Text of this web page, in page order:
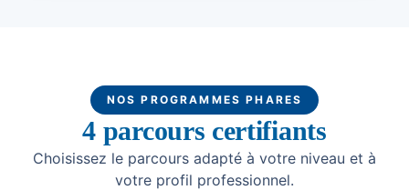
NOS PROGRAMMES PHARES
4 parcours certifiants
Choisissez le parcours adapté à votre niveau et à
votre profil professionnel.